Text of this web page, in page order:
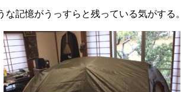
記憶がうっすらと残っている気がする。